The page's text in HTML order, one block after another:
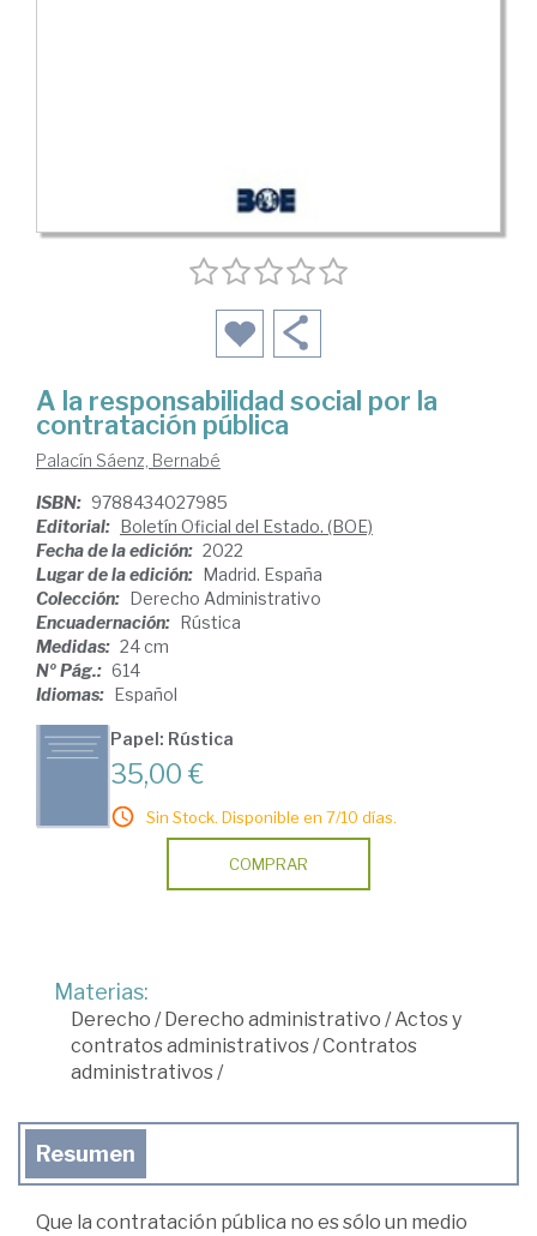
A la responsabilidad social por la
contratación pública
Palacín Sáenz, Bernabé
ISBN: 9788434027985
Editorial: Boletín Oficial del Estado. (BOE)
Fecha de la edición: 2022
Lugar de la edición: Madrid. España
Colección: Derecho Administrativo
Encuadernación: Rústica
Medidas: 24 cm
Nº Pág.: 614
Idiomas: Español
Papel: Rústica
35,00 €
Sin Stock. Disponible en 7/10 días.
COMPRAR
Materias:
Derecho / Derecho administrativo /Actos y
contratos administrativos/Contratos
administrativos/
Resumen
Que la contratación pública no es sólo un medio